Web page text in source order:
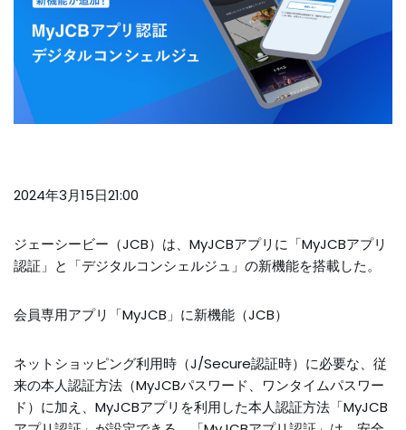
2024年3月15日21:00
ジェーシービー（JCB）は、MyJCBアプリに「MyJCBアプリ
認証」と「デジタルコンシェルジュ」の新機能を搭載した。
会員専用アプリ「MyJCB」に新機能（JCB）
ネットショッピング利用時（J/Secure認証時）に必要な、従
来の本人認証方法（MyJCBパスワード、ワンタイムパスワー
ド）に加え、MyJCBアプリを利用した本人認証方法「MyJCB